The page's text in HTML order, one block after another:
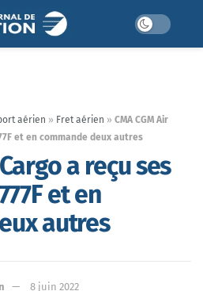
aérien » Fret aérien » CMA CGM Air
et en commande deux autres
a reçu ses
et en
autres
8 juin 2022